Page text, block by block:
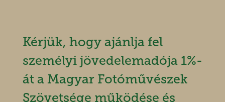
Kérjük, hogy ajánlja fel
személyi jövedelemadója 1%-
át a Magyar Fotóművészek
Szövetsége működése és